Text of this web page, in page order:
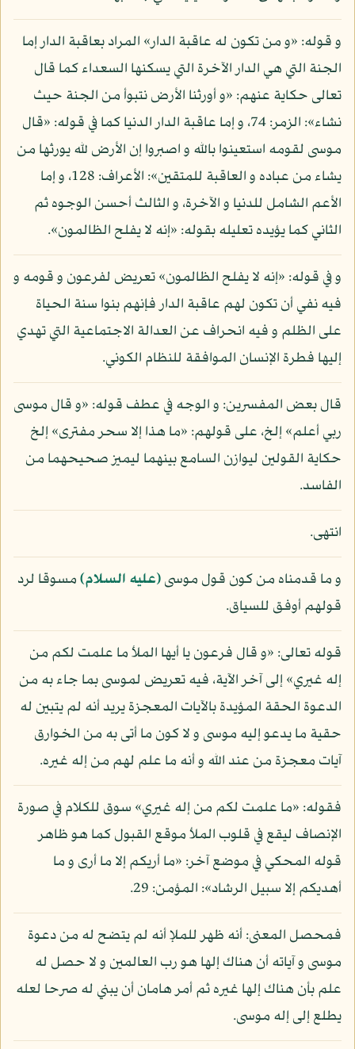
و قوله: «و من تكون له عاقبة الدار» المراد بعاقبة الدار إما
الجنة التي هي الدار الآخرة التي يسكنها السعداء كما قال
تعالى حكاية عنهم: «و أورثنا الأرض نتبوأ من الجنة حيث
نشاء»: الزمر: 74، و إما عاقبة الدار الدنيا كما في قوله: «قال
موسى لقومه استعينوا بالله و اصبروا إن الأرض لله يورثها من
يشاء من عباده و العاقبة للمتقين»: الأعراف: 128، و إما
الأعم الشامل للدنيا و الآخرة، و الثالث أحسن الوجوه ثم
الثاني كما يؤيده تعليله بقوله: «إنه لا يفلح الظالمون».
و في قوله: «إنه لا يفلح الظالمون» تعريض لفرعون و قومه و
فيه نفي أن تكون لهم عاقبة الدار فإنهم بنوا سنة الحياة
على الظلم و فيه انحراف عن العدالة الاجتماعية التي تهدي
إليها فطرة الإنسان الموافقة للنظام الكوني.
قال بعض المفسرين: و الوجه في عطف قوله: «و قال موسى
ربي أعلم» إلخ، على قولهم: «ما هذا إلا سحر مفترى» إلخ
حكاية القولين ليوازن السامع بينهما ليميز صحيحهما من
الفاسد.
انتهى.
و ما قدمناه من كون قول موسى(عليه السلام)مسوقا لرد
قولهم أوفق للسياق.
قوله تعالى: «و قال فرعون يا أيها الملأ ما علمت لكم من
إله غيري» إلى آخر الآية، فيه تعريض لموسى بما جاء به من
الدعوة الحقة المؤيدة بالآيات المعجزة يريد أنه لم يتبين له
حقية ما يدعو إليه موسى و لا كون ما أتى به من الخوارق
آيات معجزة من عند الله و أنه ما علم لهم من إله غيره.
فقوله: «ما علمت لكم من إله غيري» سوق للكلام في صورة
الإنصاف ليقع في قلوب الملأ موقع القبول كما هو ظاهر
قوله المحكي في موضع آخر: «ما أريكم إلا ما أرى و ما
أهديكم إلا سبيل الرشاد»: المؤمن: 29.
فمحصل المعنى: أنه ظهر للملإ أنه لم يتضح له من دعوة
موسى و آياته أن هناك إلها هو رب العالمين و لا حصل له
علم بأن هناك إلها غيره ثم أمر هامان أن يبني له صرحا لعله
يطلع إلى إله موسى.